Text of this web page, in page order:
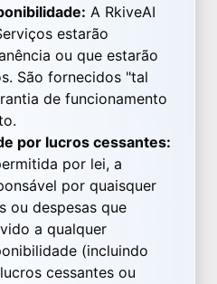
A RkiveAI
estarão
ou que estarão
São fornecidos "tal
de funcionamento
por lucros cessantes:
por lei, a
por quaisquer
ou despesas que
a qualquer
(incluindo
cessantes ou